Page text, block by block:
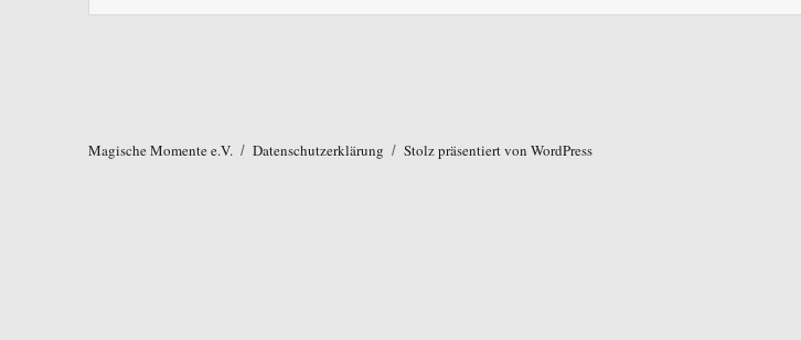
nach:
Magische Momente e.V. Datenschutzerklärung Stolz präsentiert von WordPress